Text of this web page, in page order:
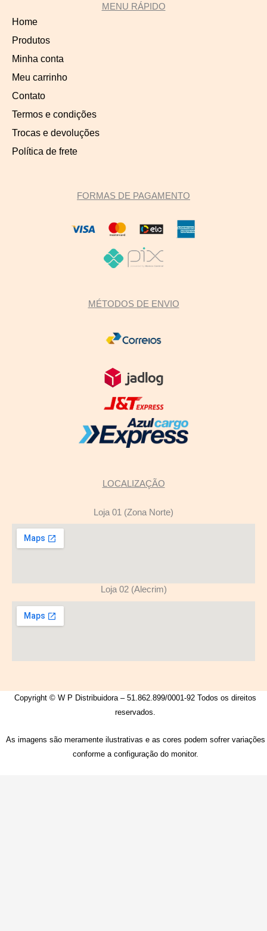
MENU RÁPIDO
Home
Produtos
Minha conta
Meu carrinho
Contato
Termos e condições
Trocas e devoluções
Política de frete
FORMAS DE PAGAMENTO
MÉTODOS DE ENVIO
LOCALIZAÇÃO
Loja 01 (Zona Norte)
Loja 02 (Alecrim)
Copyright © W P Distribuidora – 51.862.899/0001-92 Todos os direitos
reservados.
As imagens são meramente ilustrativas e as cores podem sofrer variações
conforme a configuração do monitor.